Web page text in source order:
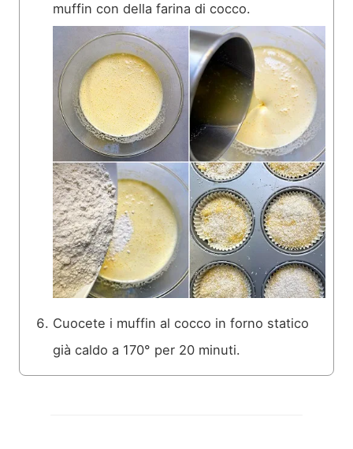
muffin con della farina di cocco.
Cuocete i muffin al cocco in forno statico
già caldo a 170° per 20 minuti.